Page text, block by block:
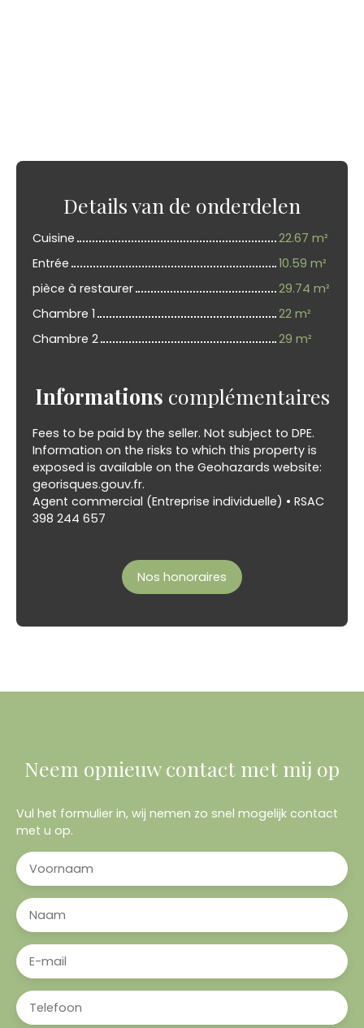
Details van de onderdelen
Cuisine
22.67 m²
Entrée
10.59 m²
pièce à restaurer
29.74 m²
Chambre 1
22 m²
Chambre 2
29 m²
Informations complémentaires
Fees to be paid by the seller. Not subject to DPE.
Information on the risks to which this property is
exposed is available on the Geohazards website:
georisques.gouv.fr.
Agent commercial (Entreprise individuelle) • RSAC
398 244 657
Nos honoraires
Neem opnieuw contact met mij op
Vul het formulier in, wij nemen zo snel mogelijk contact
met u op.
Voornaam
Naam
E-mail
Telefoon